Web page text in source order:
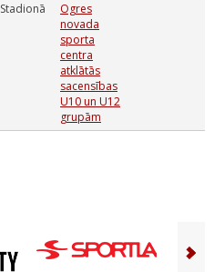
Stadionā
Ogres
novada
sporta
centra
atklātās
sacensības
U10 un U12
grupām